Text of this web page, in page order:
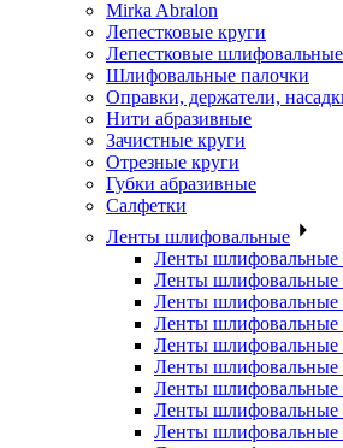
Mirka Abralon
Лепестковые круги
Лепестковые
Шлифовальные палочки
Оправки, держатели,
Нити абразивные
Зачистные круги
Отрезные круги
Губки абразивные
Салфетки
Ленты шлифовальные
Ленты шлифовальные
Ленты шлифовальные
Ленты шлифовальные
Ленты шлифовальные
Ленты шлифовальные
Ленты шлифовальные
Ленты шлифовальные
Ленты шлифовальные
Ленты шлифовальные